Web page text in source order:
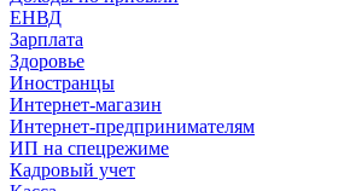
ЕНВД
Зарплата
Здоровье
Иностранцы
Интернет-магазин
Интернет-предпринимателям
ИП на спецрежиме
Кадровый учет